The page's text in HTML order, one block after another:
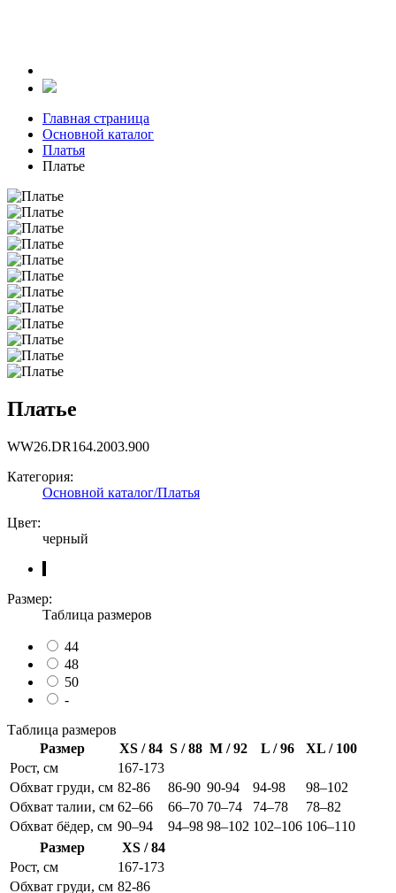
Главная страница
Основной каталог
Платья
Платье
Платье
WW26.DR164.2003.900
Категория:
Основной каталог/Платья
Цвет:
черный
Размер:
Таблица размеров
44
48
50
-
Таблица размеров
Размер
XS / 84 S / 88 M / 92 L / 96
XL / 100
Рост, см
167-173
Обхват груди, см 82-86 86-90 90-94 94-98
98–102
Обхват талии, см 62–66 66–70 70–74 74–78
78–82
Обхват бёдер, см 90–94 94–98 98–102 102–106 106–110
Размер
XS / 84
Рост, см
167-173
Обхват груди, см 82-86